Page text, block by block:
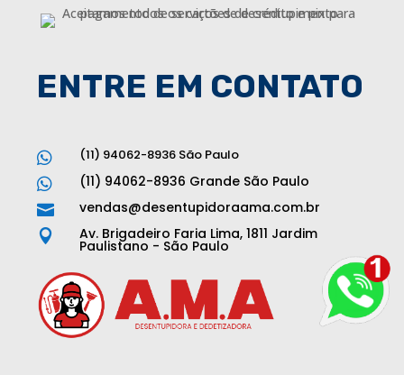
ENTRE EM CONTATO

(11) 94062-8936 São Paulo

(11) 94062-8936 Grande São Paulo
 vendas@desentupidoraama.com.br
 Av. Brigadeiro Faria Lima, 1811 Jardim
Paulistano - São Paulo